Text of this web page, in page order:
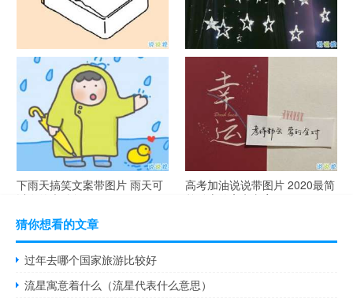
谐音梗土味情话大全带图片 油
腻搞笑的土味情话
很酷的霸气句子带图片 最新霸
气说说高冷范
下雨天搞笑文案带图片 雨天可
以发的幽默句子
高考加油说说带图片 2020最简
单励志的高考文案
猜你想看的文章
过年去哪个国家旅游比较好
流星寓意着什么（流星代表什么意思）